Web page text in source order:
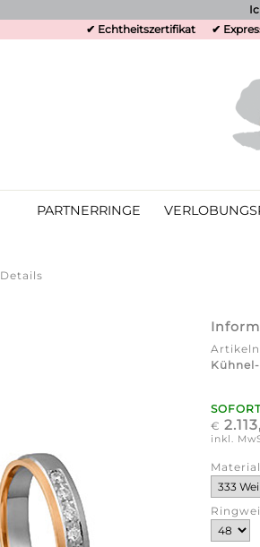
✔ Echtheitszertifikat
✔
PARTNERRINGE
Details
Kühnel-
€
inkl.